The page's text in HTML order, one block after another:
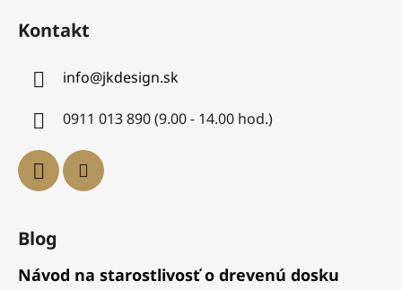
Kontakt
info@jkdesign.sk
0911 013 890 (9.00 - 14.00 hod.)
Blog
Návod na starostlivosť o drevenú dosku